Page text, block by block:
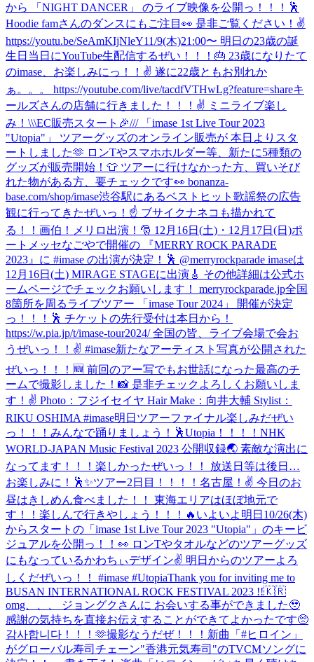
から 「NIGHT DANCER」 のライブ映像を公開っ！！！🕺
Hoodie famさんのダンスにもご注目👀 是非ご覧ください！✌️
https://youtu.be/SeAmKIjNleY11/9(木)21:00〜 明日の23歳の誕
生日当日にYouTube生配信するぜい！！！🎂 23歳になりたて
のimase、お楽しみにっ！！✌️ 遂に22歳ともお別れか
ぁ。。。 https://youtube.com/live/tacdfVTHwLg?feature=shareキ
ールズさんの店舗に行きました！！！✌️ ミニライブ楽し
み！ \\\EC販売スタート🎉/// 「imase 1st Live Tour 2023
"Utopia"」 ツアーグッズのオンライン販売が 本日よりスタ
ートしました🫶 ロンTやスマホホルダー等、新たに5種類の
グッズが販売開始！👕 ツアーに行けなかった方、買いそび
れた物がある方、要チェックです👀 bonanza-
base.com/shop/imase渋谷駅にあるベストヒット歌謡祭の広告
観に行ってきたぜいっ！☝️ ブサイクナネコも描かれて
る！！画伯！
メリロ出演！🎅 12月16日(土)・12月17日(日)ポ
ートメッセなごやで開催の 『MERRY ROCK PARADE
2023』に #imase の出演が決定！🕺 @merryrockparade imaseは
12月16日(土) MIRAGE STAGEに出演🎸 その他詳細は公式ホ
ームページでチェックお願いします！ merryrockparade.jp全国
8箇所を周るライブツアー 「imase Tour 2024」 開催が決定
っ！！！🕺 チケットの先行受付は本日から！
https://w.pia.jp/t/imase-tour2024/ 全国の皆、ライブ会場で会お
うぜいっ！！✌️ #imase新たなアーティスト写真が公開された
ぜいっ！！！🆕 前回のアー写でもお世話になった最高のチ
ームで撮影しました！📸 是非チェックよろしくお願いしま
す！✌️ Photo：フジイセイヤ Hair Make：向井大輔 Stylist：
RIKU OSHIMA #imase明日ツアーファイナル楽しみだぜい
っ！！！みんなで踊りましょう！🕺Utopia！！！！ NHK
WORLD-JAPAN Music Festival 2023 公開収録🌏 素敵な演出に
なってます！！！楽しかったぜいっ！！ 放送日等は後日…
お楽しみに！🕺✨ツアー2日目！！！！名古屋！✌️ 今日のお
昼はきしめん食べました！！ 東海エリアはほぼ地元で
す！！楽しんで行きやしょう！！！🔥 いよいよ明日10/26(木)
からスタートの「imase 1st Live Tour 2023 "Utopia"」のキービ
ジュアルを公開っ！！👀 ロンTやタオルなどのツアーグッズ
にもなっているかわちぃデザイン✌ 明日からのツアーよろ
しくだぜいっ！！ #imase #UtopiaThank you for inviting me to
BUSAN INTERNATIONAL ROCK FESTIVAL 2023 !!🇰🇷
omg、、、 ジョングクさんに お会いする事ができました🥹
感謝の気持ちを直接お伝えすることができてよかったです🥺
감사합니다！！！🫶撮影なうだぜ！！！ 新曲「#ヒロイン」
がグローバル寿司チェーン"香港元気寿司"のTVCMソングに